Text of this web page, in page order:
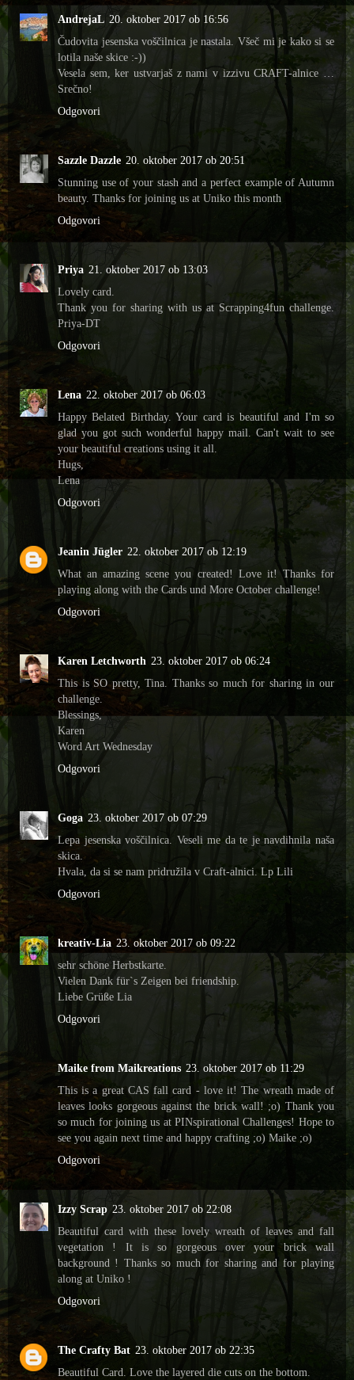
AndrejaL 20. oktober 2017 ob 16:56
Čudovita jesenska voščilnica je nastala. Všeč mi je kako si se
lotila naše skice :-))
Vesela sem, ker ustvarjaš z nami v izzivu CRAFT-alnice …
Srečno!
Odgovori
Sazzle Dazzle 20. oktober 2017 ob 20:51
Stunning use of your stash and a perfect example of Autumn
beauty. Thanks for joining us at Uniko this month
Odgovori
Priya 21. oktober 2017 ob 13:03
Lovely card.
Thank you for sharing with us at Scrapping4fun challenge.
Priya-DT
Odgovori
Lena 22. oktober 2017 ob 06:03
Happy Belated Birthday. Your card is beautiful and I'm so
glad you got such wonderful happy mail. Can't wait to see
your beautiful creations using it all.
Hugs,
Lena
Odgovori
Jeanin Jügler 22. oktober 2017 ob 12:19
What an amazing scene you created! Love it! Thanks for
playing along with the Cards und More October challenge!
Odgovori
Karen Letchworth 23. oktober 2017 ob 06:24
This is SO pretty, Tina. Thanks so much for sharing in our
challenge.
Blessings,
Karen
Word Art Wednesday
Odgovori
Goga 23. oktober 2017 ob 07:29
Lepa jesenska voščilnica. Veseli me da te je navdihnila naša
skica.
Hvala, da si se nam pridružila v Craft-alnici. Lp Lili
Odgovori
kreativ-Lia 23. oktober 2017 ob 09:22
sehr schöne Herbstkarte.
Vielen Dank für`s Zeigen bei friendship.
Liebe Grüße Lia
Odgovori
Maike from Maikreations 23. oktober 2017 ob 11:29
This is a great CAS fall card - love it! The wreath made of
leaves looks gorgeous against the brick wall! ;o) Thank you
so much for joining us at PINspirational Challenges! Hope to
see you again next time and happy crafting ;o) Maike ;o)
Odgovori
Izzy Scrap 23. oktober 2017 ob 22:08
Beautiful card with these lovely wreath of leaves and fall
vegetation ! It is so gorgeous over your brick wall
background ! Thanks so much for sharing and for playing
along at Uniko !
Odgovori
The Crafty Bat 23. oktober 2017 ob 22:35
Beautiful Card. Love the layered die cuts on the bottom.